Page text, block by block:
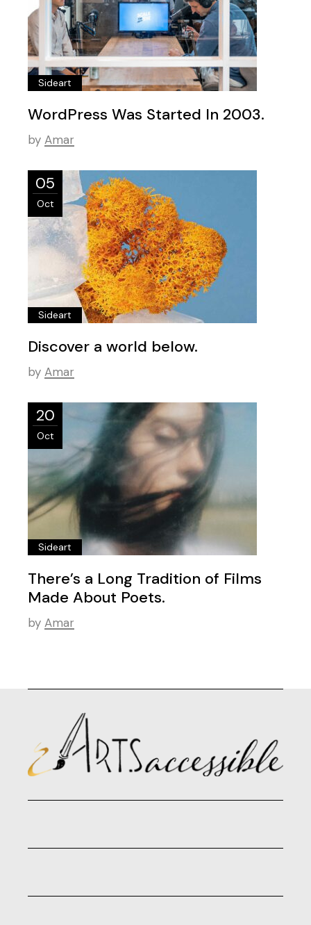
Sideart
WordPress Was Started In 2003.
by Amar
05
Oct
Sideart
Discover a world below.
by Amar
20
Oct
Sideart
There’s a Long Tradition of Films
Made About Poets.
by Amar